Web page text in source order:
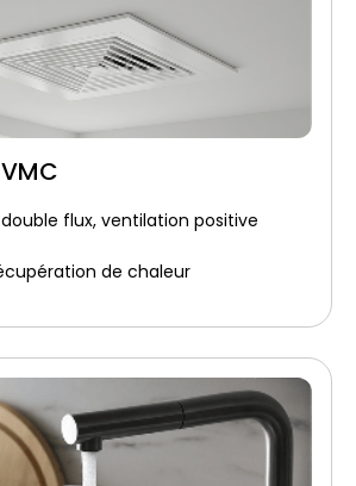
flux, ventilation positive
de chaleur